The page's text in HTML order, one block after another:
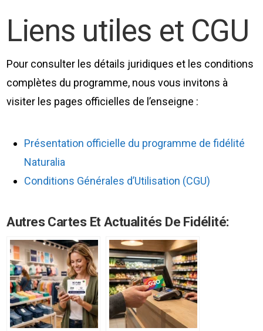
Liens utiles et CGU
Pour consulter les détails juridiques et les conditions
complètes du programme, nous vous invitons à
visiter les pages officielles de l’enseigne :
Présentation officielle du programme de fidélité
Naturalia
Conditions Générales d’Utilisation (CGU)
Autres Cartes Et Actualités De Fidélité: